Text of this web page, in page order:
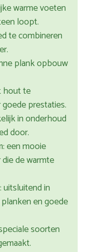
warme voeten
loopt.
te combineren
plank opbouw
hout te
prestaties.
in onderhoud
door.
een mooie
de warmte
in
en goede
soorten